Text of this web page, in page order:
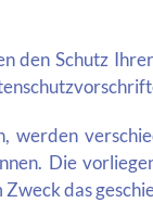
den Schutz
werden
Die
das